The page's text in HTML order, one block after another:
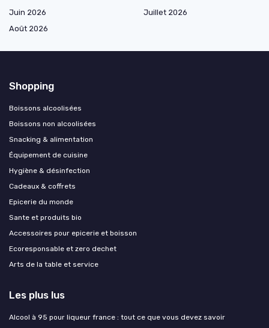
Juin 2026
Juillet 2026
Août 2026
Shopping
Boissons alcoolisées
Boissons non alcoolisées
Snacking & alimentation
Équipement de cuisine
Hygiène & désinfection
Cadeaux & coffrets
Epicerie du monde
Sante et produits bio
Accessoires pour epicerie et boisson
Ecoresponsable et zero dechet
Arts de la table et service
Les plus lus
Alcool à 95 pour liqueur france : tout ce que vous devez savoir